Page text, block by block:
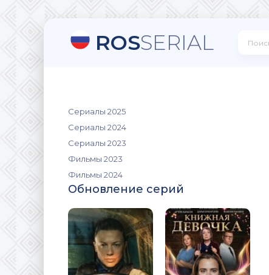
ROSSERIAL
Сериалы 2025
Сериалы 2024
Сериалы 2023
Фильмы 2023
Фильмы 2024
Обновление серий